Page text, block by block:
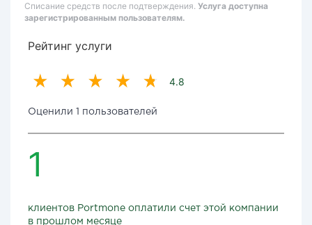
Списание средств после подтверждения. Услуга доступна
зарегистрированным пользователям.
Рейтинг услуги
4.8
Оценили 1 пользователей
1
клиентов Portmone оплатили счет этой компании
в прошлом месяце